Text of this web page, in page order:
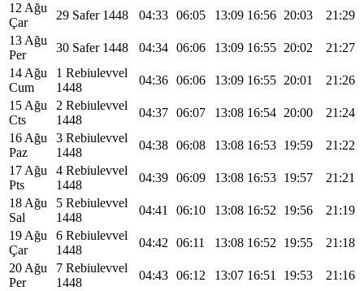
12 Ağu
Çar
29 Safer 1448 04:33 06:05 13:09 16:56 20:03
21:29
13 Ağu
Per
30 Safer 1448 04:34 06:06 13:09 16:55 20:02
21:27
14 Ağu
Cum
1 Rebiulevvel
1448
04:36 06:06 13:09 16:55 20:01
21:26
15 Ağu
Cts
2 Rebiulevvel
1448
04:37 06:07 13:08 16:54 20:00
21:24
16 Ağu
Paz
3 Rebiulevvel
1448
04:38 06:08 13:08 16:53 19:59
21:22
17 Ağu
Pts
4 Rebiulevvel
1448
04:39 06:09 13:08 16:53 19:57
21:21
18 Ağu
Sal
5 Rebiulevvel
1448
04:41 06:10 13:08 16:52 19:56
21:19
19 Ağu
Çar
6 Rebiulevvel
1448
04:42 06:11 13:08 16:52 19:55
21:18
20 Ağu
Per
7 Rebiulevvel
1448
04:43 06:12 13:07 16:51 19:53
21:16